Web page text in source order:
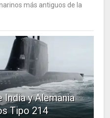
más antiguos de la
India y Alemania
Tipo 214